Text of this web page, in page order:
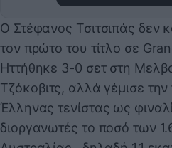
Ο Στέφανος Τσιτσιπάς δεν
τον πρώτο του τίτλο σε
Ηττήθηκε 3-0 σετ στη
Τζόκοβιτς, αλλά γέμισε
Έλληνας τενίστας ως
διοργανωτές το ποσό των